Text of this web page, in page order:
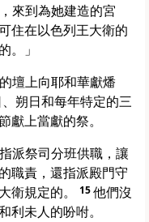
來到為她建造的宮
住在以色列王大衛的
。」
壇上向耶和華獻燔
朔日和每年特定的三
獻上當獻的祭。
派祭司分班供職，讓
職責，還指派殿門守
衛規定的。
15他們沒
利未人的吩咐。